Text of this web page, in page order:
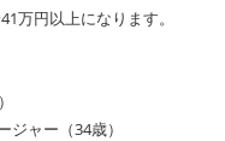
万円以上になります。
ャー（34歳）